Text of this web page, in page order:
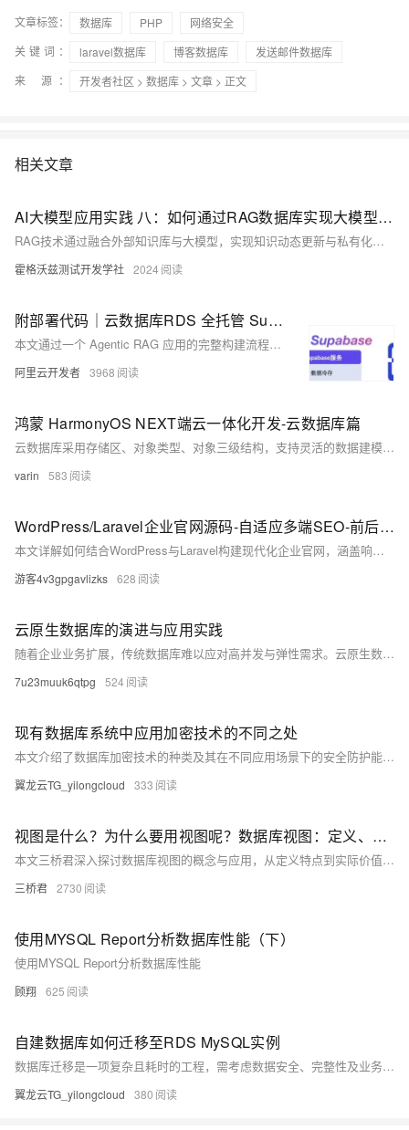
文章标签： 数据库 PHP
网络安全
关键词：
laravel数据库 博客数据库
发送邮件数据库
来 源：
开发者社区 > 数据库 > 文章 > 正文
相关文章
AI大模型应用实践 八：如何通过RAG数据库实现大模型的私有化定制与优化
RAG技术通过融合外部知识库与大模型，实现知识动态更新与私有化定制，解决大模型知识固化、幻觉及数据安全难题。本文详解RAG原理、数据库选型（向量库、图库、知识图谱、混合架构）及应用场景，助力企业高效构建安全、可解释的智能系统。
霍格沃兹测试开发学社 2024
附部署代码｜云数据库RDS 全托管 Supabase服务：小白轻松搞定开发AI应用
本文通过一个 Agentic RAG 应用的完整构建流程，展示了如何借助 RDS Supabase 快速搭建具备知识处理与智能决策能力的 AI 应用，展示从数据准备到应用部署的全流程，相较于传统开发模式效率大幅提升。
阿里云开发者 3968
鸿蒙 HarmonyOS NEXT端云一体化开发-云数据库篇
云数据库采用存储区、对象类型、对象三级结构，支持灵活的数据建模与权限管理，可通过AGC平台或本地项目初始化，实现数据的增删改查及端侧高效调用。
varin 583
WordPress/Laravel企业官网源码-自适应多端SEO-前后端分离源码含数据库与部署文档​
本文详解如何结合WordPress与Laravel构建现代化企业官网，涵盖响应式设计、SEO优化、前后端分离、数据库安全及自动化部署。通过实战案例展示性能提升成果，并展望AI、云原生与区块链的未来融合方向，助力企业实现数字化增长。
游客4v3gpgavlizks 628
云原生数据库的演进与应用实践
随着企业业务扩展，传统数据库难以应对高并发与弹性需求。云原生数据库应运而生，具备计算存储分离、弹性伸缩、高可用等核心特性，广泛应用于电商、金融、物联网等场景。阿里云PolarDB、Lindorm等产品已形成完善生态，助力企业高效处理数据。未来，AI驱动、Serverless与多云兼容将推动其进一步发展。
7u23muuk6qtpg 524
现有数据库系统中应用加密技术的不同之处
本文介绍了数据库加密技术的种类及其在不同应用场景下的安全防护能力，包括云盘加密、透明数据加密（TDE）和选择列加密。分析了数据库面临的安全威胁，如管理员攻击、网络监听、绕过数据库访问等，并通过能力矩阵对比了各类加密技术的安全防护范围、加密粒度、业务影响及性能损耗。帮助用户根据安全需求、业务改造成本和性能要求，选择合适的加密方案，保障数据存储与传输安全。
翼龙云TG_yilongcloud 333
视图是什么？为什么要用视图呢？数据库视图：定义、特点与应用
本文三桥君深入探讨数据库视图的概念与应用，从定义特点到实际价值全面解析。视图作为虚拟表具备动态更新、简化查询、数据安全等优势，能实现多角度数据展示并保持数据库重构的灵活性。产品专家三桥君还分析了视图与基表关系、创建维护要点及性能影响，强调视图是提升数据库管理效率的重要工具。三桥君通过系统讲解，帮助读者掌握这一常被忽视却功能强大的数据库特性。
三桥君 2730
使用MYSQL Report分析数据库性能（下）
使用MYSQL Report分析数据库性能
顾翔 625
自建数据库如何迁移至RDS MySQL实例
数据库迁移是一项复杂且耗时的工程，需考虑数据安全、完整性及业务中断影响。使用阿里云数据传输服务DTS，可快速、平滑完成迁移任务，将应用停机时间降至分钟级。您还可通过全量备份自建数据库并恢复至RDS MySQL实例，实现间接迁移上云。
翼龙云TG_yilongcloud 380